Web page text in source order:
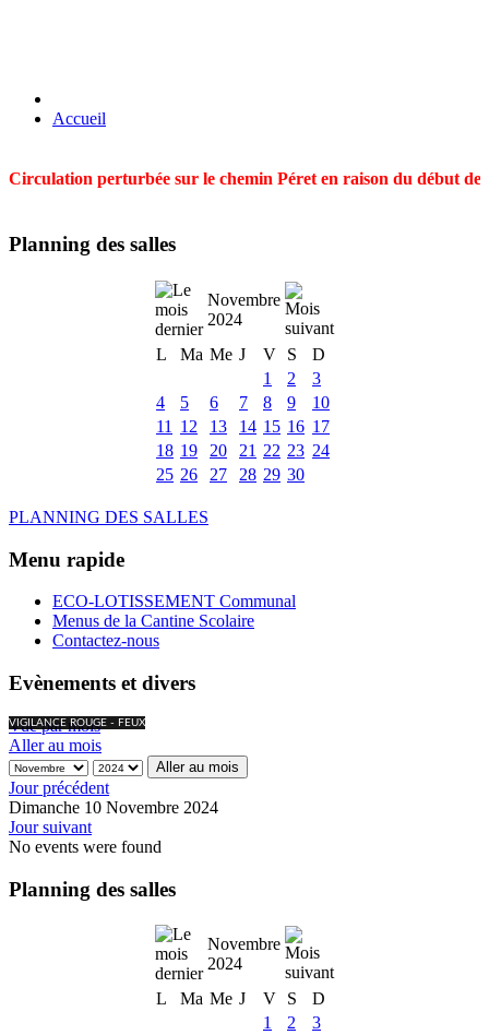
Accueil
Circulation perturbée sur le chemin Péret en raison du début
Planning des salles
Novembre
2024
L
Ma Me J V S
D
1
2
3
4
5 6 7 8 9
10
11
12 13 14 15 16 17
18 19 20 21 22 23 24
25 26 27 28 29 30
PLANNING DES SALLES
Menu rapide
ECO-LOTISSEMENT Communal
Menus de la Cantine Scolaire
Contactez-nous
Evènements et divers
VIGILANCE ROUGE - FEUX
Vue par mois
Aller au mois
Aller au mois
Jour précédent
Dimanche 10 Novembre 2024
Jour suivant
No events were found
Planning des salles
Novembre
2024
L
Ma Me J V S
D
1
2
3